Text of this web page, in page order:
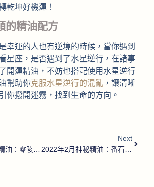
乾坤好機運！
的精油配方
幸運的人也有逆境的時候，當你遇到
星座，是否遇到了水星逆行，在諸事
開運精油，不妨也搭配使用水星逆行
幫助你克服水星逆行的混亂，讓清晰
你撥開迷霧，找到生命的方向。
2022年1月神秘精油：零陵香豆原精（天然香氛）
Next
2022年2月神秘精油：番石榴葉/芭樂葉精油